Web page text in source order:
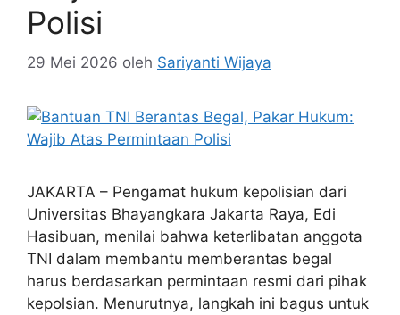
Polisi
29 Mei 2026 oleh Sariyanti Wijaya
JAKARTA – Pengamat hukum kepolisian dari
Universitas Bhayangkara Jakarta Raya, Edi
Hasibuan, menilai bahwa keterlibatan anggota
TNI dalam membantu memberantas begal
harus berdasarkan permintaan resmi dari pihak
kepolsian. Menurutnya, langkah ini bagus untuk